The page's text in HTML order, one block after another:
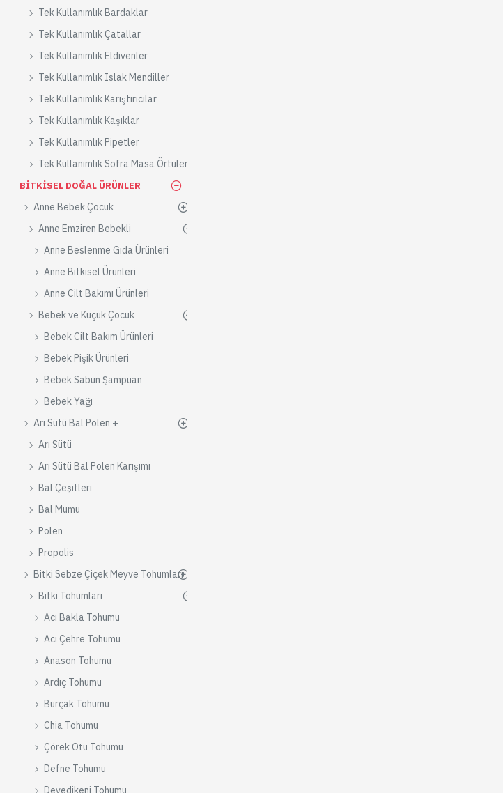
Tek Kullanımlık Bardaklar
Tek Kullanımlık Çatallar
Tek Kullanımlık Eldivenler
Tek Kullanımlık Islak Mendiller
Tek Kullanımlık Karıştırıcılar
Tek Kullanımlık Kaşıklar
Tek Kullanımlık Pipetler
Tek Kullanımlık Sofra Masa Örtüleri
BITKISEL DOĞAL ÜRÜNLER
Anne Bebek Çocuk
Anne Emziren Bebekli
Anne Beslenme Gıda Ürünleri
Anne Bitkisel Ürünleri
Anne Cilt Bakımı Ürünleri
Bebek ve Küçük Çocuk
Bebek Cilt Bakım Ürünleri
Bebek Pişik Ürünleri
Bebek Sabun Şampuan
Bebek Yağı
Arı Sütü Bal Polen +
Arı Sütü
Arı Sütü Bal Polen Karışımı
Bal Çeşitleri
Bal Mumu
Polen
Propolis
Bitki Sebze Çiçek Meyve Tohumları
Bitki Tohumları
Acı Bakla Tohumu
Acı Çehre Tohumu
Anason Tohumu
Ardıç Tohumu
Burçak Tohumu
Chia Tohumu
Çörek Otu Tohumu
Defne Tohumu
Devedikeni Tohumu